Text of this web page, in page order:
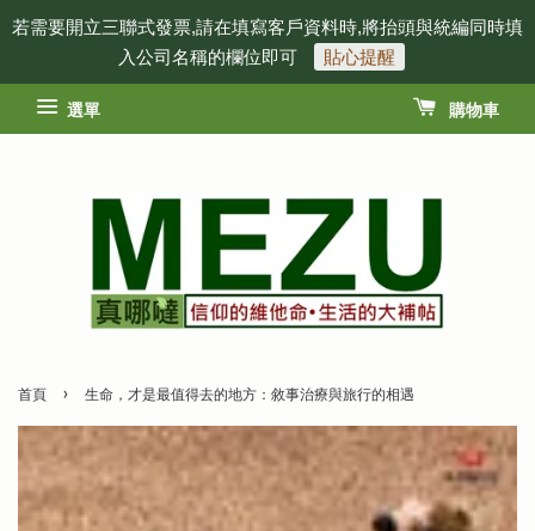
若需要開立三聯式發票,請在填寫客戶資料時,將抬頭與統編同時填
入公司名稱的欄位即可
貼心提醒
選單 購物車
首頁 › 生命，才是最值得去的地方：敘事治療與旅行的相遇